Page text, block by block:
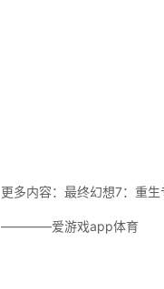
更多内容：最终幻想7：重
————爱游戏app体育